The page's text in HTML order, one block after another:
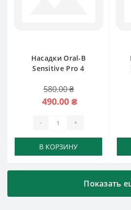
Насадки Oral-B
Sensitive Pro 4
580.00 ₴
490.00 ₴
- +
В КОРЗИНУ
Показать